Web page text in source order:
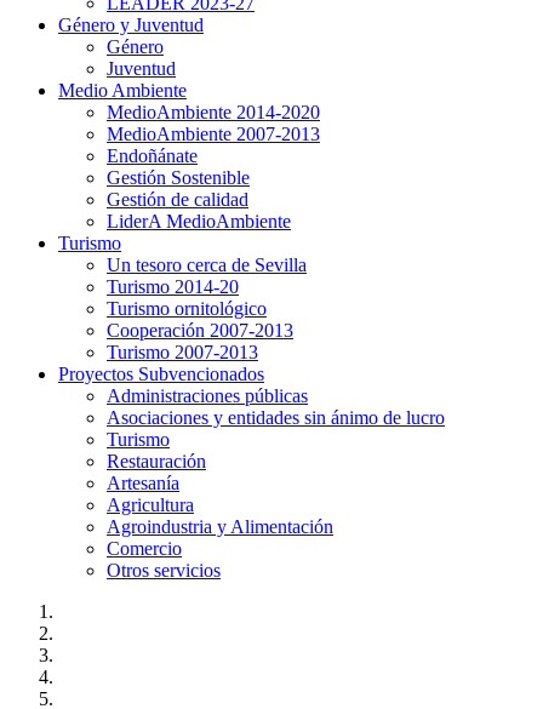
Género y Juventud
Género
Juventud
Medio Ambiente
MedioAmbiente 2014-2020
MedioAmbiente 2007-2013
Endoñánate
Gestión Sostenible
Gestión de calidad
LiderA MedioAmbiente
Turismo
Un tesoro cerca de Sevilla
Turismo 2014-20
Turismo ornitológico
Cooperación 2007-2013
Turismo 2007-2013
Proyectos Subvencionados
Administraciones públicas
Asociaciones y entidades sin ánimo de lucro
Turismo
Restauración
Artesanía
Agricultura
Agroindustria y Alimentación
Comercio
Otros servicios